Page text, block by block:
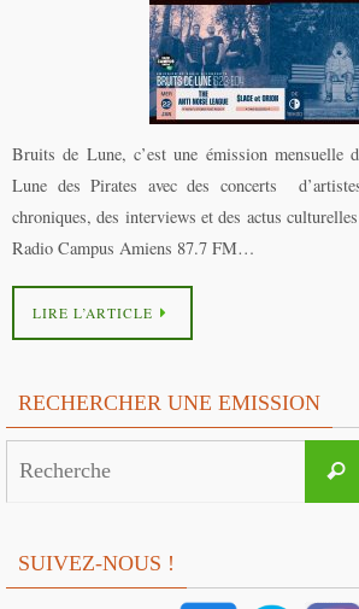
Bruits de Lune, c’est une émission mensuelle
Lune des Pirates avec des concerts
chroniques, des interviews et des actus
Radio Campus Amiens 87.7 FM…
LIRE L’ARTICLE
RECHERCHER UNE EMISSION
SUIVEZ-NOUS !